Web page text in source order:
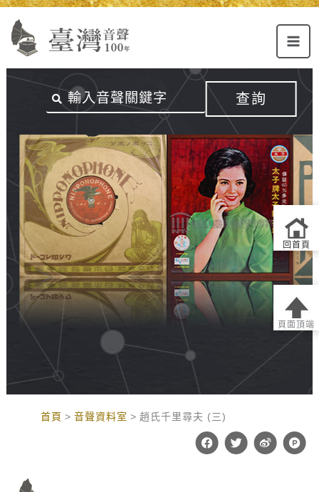
Alt+U：
選
Alt+C：
容
跳
內
查詢
首頁 音聲資料室 趙氏千里尋夫 (三)
F
a
T
w
W
e
P
r
回首頁
頁面頂端